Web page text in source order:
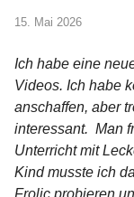
15. Mai 2026
Ich habe eine
Videos. Ich habe
anschaffen, aber
interessant. Man
Unterricht mit
Kind musste ich